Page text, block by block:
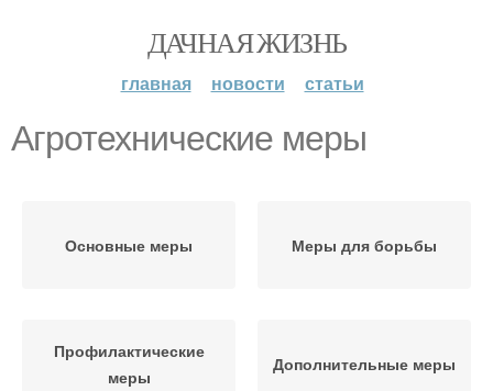
ДАЧНАЯ ЖИЗНЬ
главная новости статьи
Агротехнические меры
Основные меры Меры для борьбы
Профилактические
меры
Дополнительные меры